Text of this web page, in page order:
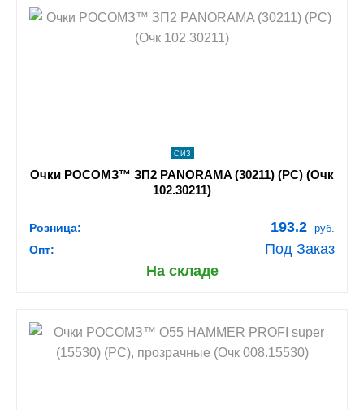
shopping_cart В КОРЗИНУ
СИЗ
Очки РОСОМЗ™ ЗП2 PANORAMA (30211) (PС) (Очк
102.30211)
Розница: 193.2 руб.
Опт:
Под Заказ
На складе
shopping_cart В КОРЗИНУ